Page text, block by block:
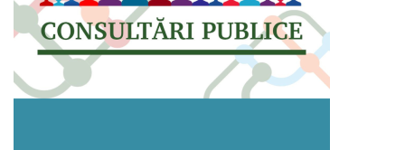
dezvoltare
Consultări
publice